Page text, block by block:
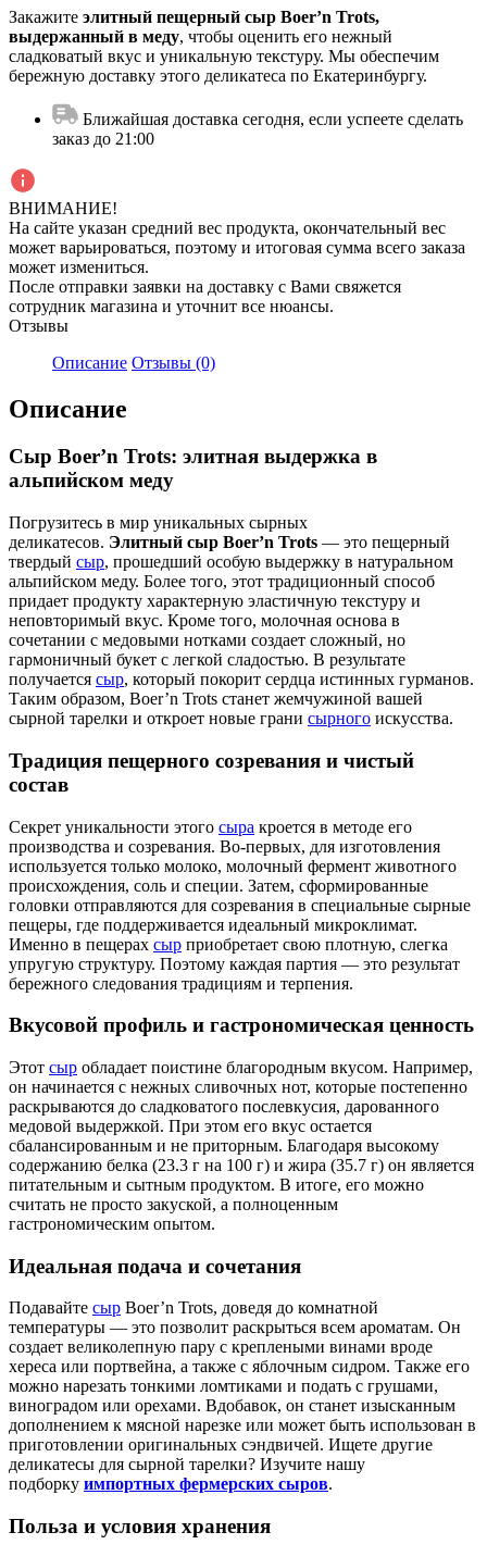
Закажите элитный пещерный сыр Boer’n Trots,
выдержанный в меду, чтобы оценить его нежный
сладковатый вкус и уникальную текстуру. Мы обеспечим
бережную доставку этого деликатеса по Екатеринбургу.
Ближайшая доставка сегодня, если успеете сделать
заказ до 21:00
ВНИМАНИЕ!
На сайте указан средний вес продукта, окончательный вес
может варьироваться, поэтому и итоговая сумма всего заказа
может измениться.
После отправки заявки на доставку с Вами свяжется
сотрудник магазина и уточнит все нюансы.
Отзывы
Описание Отзывы (0)
Описание
Сыр Boer’n Trots: элитная выдержка в
альпийском меду
Погрузитесь в мир уникальных сырных
деликатесов. Элитный сыр Boer’n Trots — это пещерный
твердый сыр, прошедший особую выдержку в натуральном
альпийском меду. Более того, этот традиционный способ
придает продукту характерную эластичную текстуру и
неповторимый вкус. Кроме того, молочная основа в
сочетании с медовыми нотками создает сложный, но
гармоничный букет с легкой сладостью. В результате
получается сыр, который покорит сердца истинных гурманов.
Таким образом, Boer’n Trots станет жемчужиной вашей
сырной тарелки и откроет новые грани сырного искусства.
Традиция пещерного созревания и чистый
состав
Секрет уникальности этого сыра кроется в методе его
производства и созревания. Во-первых, для изготовления
используется только молоко, молочный фермент животного
происхождения, соль и специи. Затем, сформированные
головки отправляются для созревания в специальные сырные
пещеры, где поддерживается идеальный микроклимат.
Именно в пещерах сыр приобретает свою плотную, слегка
упругую структуру. Поэтому каждая партия — это результат
бережного следования традициям и терпения.
Вкусовой профиль и гастрономическая ценность
Этот сыр обладает поистине благородным вкусом. Например,
он начинается с нежных сливочных нот, которые постепенно
раскрываются до сладковатого послевкусия, дарованного
медовой выдержкой. При этом его вкус остается
сбалансированным и не приторным. Благодаря высокому
содержанию белка (23.3 г на 100 г) и жира (35.7 г) он является
питательным и сытным продуктом. В итоге, его можно
считать не просто закуской, а полноценным
гастрономическим опытом.
Идеальная подача и сочетания
Подавайте сыр Boer’n Trots, доведя до комнатной
температуры — это позволит раскрыться всем ароматам. Он
создает великолепную пару с креплеными винами вроде
хереса или портвейна, а также с яблочным сидром. Также его
можно нарезать тонкими ломтиками и подать с грушами,
виноградом или орехами. Вдобавок, он станет изысканным
дополнением к мясной нарезке или может быть использован в
приготовлении оригинальных сэндвичей. Ищете другие
деликатесы для сырной тарелки? Изучите нашу
подборку импортных фермерских сыров.
Польза и условия хранения